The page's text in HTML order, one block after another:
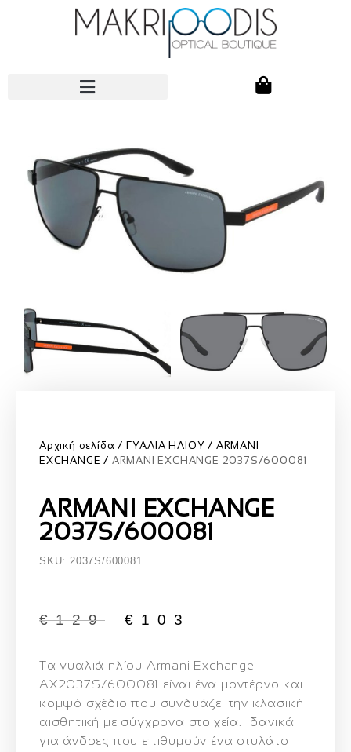
Αρχική σελίδα ΓΥΑΛΙΑ ΗΛΙΟΥ
ARMANI
EXCHANGE
ARMANI EXCHANGE 2037S/600081
ARMANI EXCHANGE
2037S/600081
SKU: 2037S/600081
€129 € 103
Τα γυαλιά ηλίου Armani Exchange
AX2037S/600081 είναι ένα μοντέρνο και
κομψό σχέδιοπου συνδυάζει την κλασική
αισθητική με σύγχρονα στοιχεία.
Ιδανικά
για άνδρες που επιθυμούν ένα στυλάτο